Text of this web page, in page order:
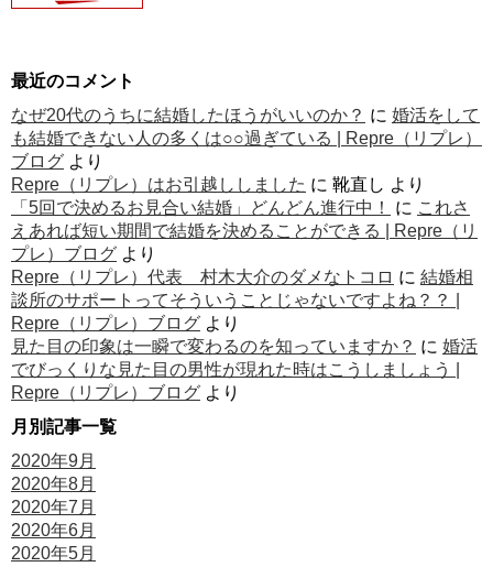
最近のコメント
なぜ20代のうちに結婚したほうがいいのか？ に 婚活をして
も結婚できない人の多くは○○過ぎている | Repre（リプレ）
ブログ より
Repre（リプレ）はお引越ししました に 靴直し より
「5回で決めるお見合い結婚」どんどん進行中！
に これさ
えあれば短い期間で結婚を決めることができる | Repre（リ
プレ）ブログ より
Repre（リプレ）代表 村木大介のダメなトコロ に 結婚相
談所のサポートってそういうことじゃないですよね？？ |
Repre（リプレ）ブログ より
見た目の印象は一瞬で変わるのを知っていますか？ に 婚活
でびっくりな見た目の男性が現れた時はこうしましょう |
Repre（リプレ）ブログ より
月別記事一覧
2020年9月
2020年8月
2020年7月
2020年6月
2020年5月